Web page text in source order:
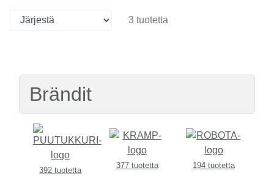
3 tuotetta
Brändit
392 tuotetta
377 tuotetta 194 tuotetta